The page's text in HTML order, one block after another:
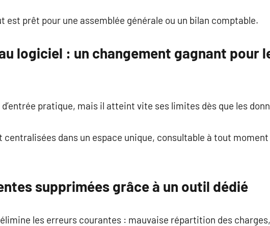
est prêt pour une assemblée générale ou un bilan comptable.
logiciel : un changement gagnant pour
pratique, mais il atteint vite ses limites dès que les
dans un espace unique, consultable à tout
supprimées grâce à un outil dédié
les erreurs courantes : mauvaise répartition des